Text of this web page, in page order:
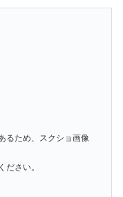
るため、スクショ画像
さい。